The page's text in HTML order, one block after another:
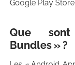
Google Play
Que
Bundles » ?